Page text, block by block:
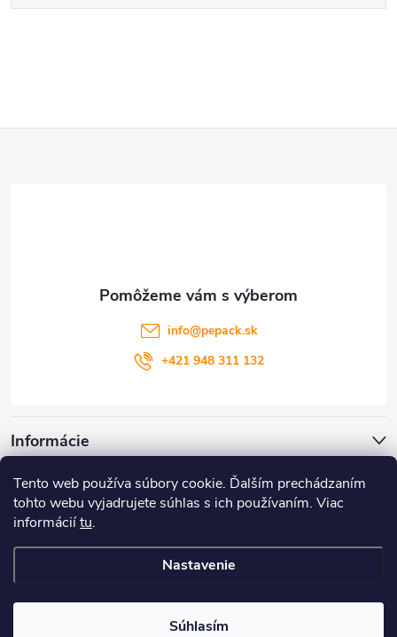
Tento web používa súbory cookie. Ďalším prechádzaním
tohto webu vyjadrujete súhlas s ich používaním. Viac
informáciítu.
Nastavenie
Súhlasím
e
Informácie
Zákaznícky servis
info@pepack.sk
+421 948 311 132
Copyright 2026PePack. Všetky práva vyhradené.